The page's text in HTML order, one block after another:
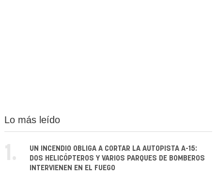
Lo más leído
1.
UN INCENDIO OBLIGA A CORTAR LA AUTOPISTA A-15:
DOS HELICÓPTEROS Y VARIOS PARQUES DE BOMBEROS
INTERVIENEN EN EL FUEGO